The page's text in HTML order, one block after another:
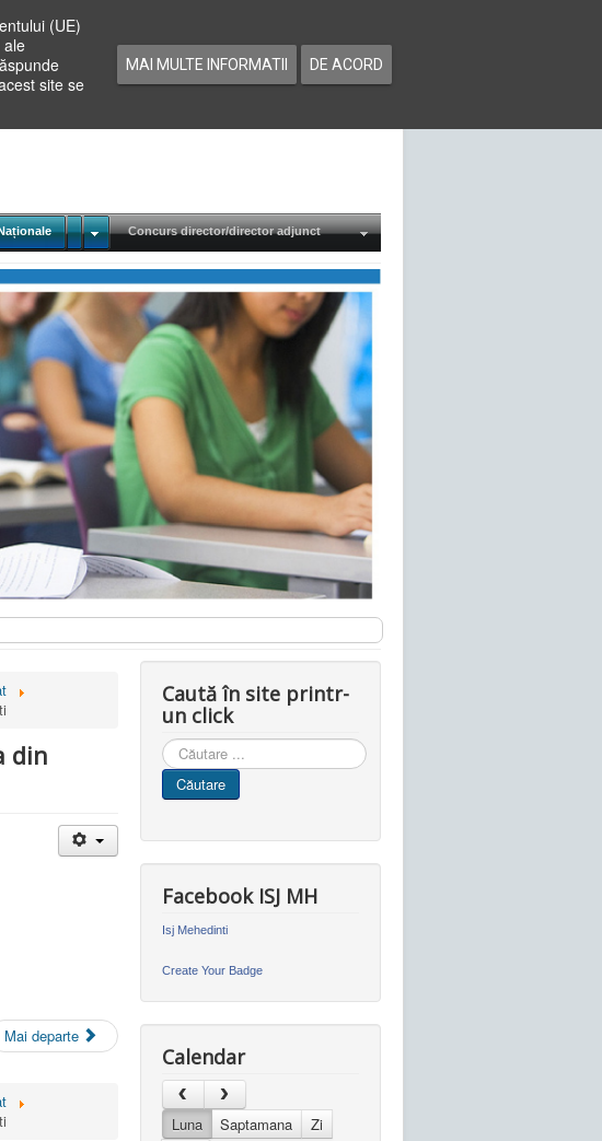
(UE)
ale
site se
MAI MULTE INFORMATII DE ACORD
Concurs director/director adjunct
din
Mai departe
Caută în site printr-
un click
Cauta
in
site
Căutare
Facebook ISJ MH
Isj Mehedinti
Create Your Badge
Calendar
Luna Saptamana
Zi